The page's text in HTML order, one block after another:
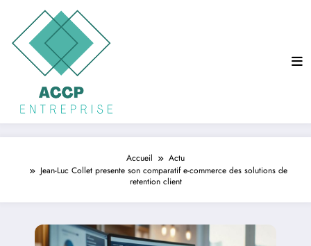
contenu
Accueil
Actu
Jean-Luc Collet presente son comparatif e-commerce des solutions de
retention client